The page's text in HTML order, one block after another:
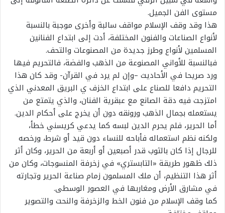
مستوى الفن الجميل.
هذا وقد وقف الإسلام مواقف سالبة وأخرى موجبة بالنسبة
لأنواع الصناعات والفنون المختلفة، أدت إلى ابتداع الفنانين
المسلمين لأنواع وطرز جديدة من المصنوعات والتحف.
فبالنسبة للأواني المصنوعة من الذهب والفضة، فالتحريم فيها
ورد صريحا في الأحاديث –وإن لم يرد في القرآن- وقد كان هذا
التحريم دافعا للصناع على ابتداع الخزف ي البريق المعدني الذي
امتزجت فيه دقة الصانع مع عبقرية الفنان، والذي يتمتع من
يستعمله بجمال الذهب ورونقه دون أن يخرج على أحكام الدين.
أما الحرير، فلم يحرم الدين لبسه كما يدعي كريسني خطأ،
ولكنه نظم استعماله فأباحه للنساء دون قيد أو شرط، ورخصه
للرجال إذا كان بالثوب قدر أصبعين أو أربعة من الحرير، وكان أثر
ذلك ظهور طريقة «التابستري» في زخرفة المنسوجات، وكان من
أثر هذا التنظيم، أن ملك المسلمون زمام صناعة الحرير وتجارته
في مشارق الأرض ومغاربها في العصور الوسطى.
كما وقف الإسلام من فنون الخط والزخرفة والنحت والتصوير